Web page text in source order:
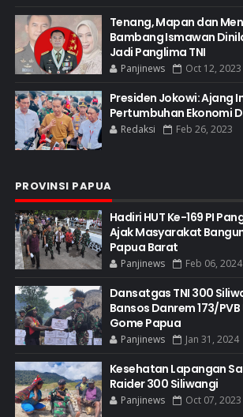
Tenang, Mapan dan
Bambang Ismawan
Jadi Panglima TNI
Panjinews Oct 12, 2023
Presiden Jokowi: Ajang
Pertumbuhan Ekonomi
Redaksi Feb 26, 2023
PROVINSI PAPUA
Hadiri HUT Ke-169 PI
Ajak Masyarakat
Papua Barat
Panjinews Feb 06, 2024
Dansatgas TNI 300
Bansos Danrem 173/
Gome Papua
Panjinews Jan 31, 2024
Kesehatan Lapangan
Raider 300 Siliwangi
Panjinews Oct 07, 2023